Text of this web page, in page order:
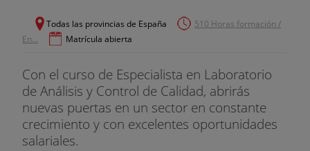
Todas las provincias de España
510 Horas formación /
En...
Matrícula abierta
Con el curso de Especialista en Laboratorio
de Análisis y Control de Calidad, abrirás
nuevas puertas en un sector en constante
crecimiento y con excelentes oportunidades
salariales.